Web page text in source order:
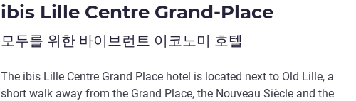
ibis Lille Centre Grand-Place
모두를 위한 바이브런트 이코노미 호텔
The ibis Lille Centre Grand Place hotel is located next to Old Lille, a
short walk away from the Grand Place, the Nouveau Siècle and the